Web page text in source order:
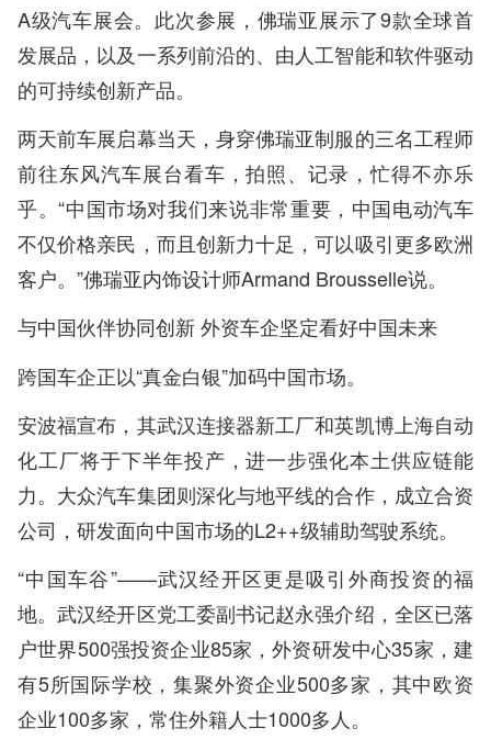
A级汽车展会。此次参展，佛瑞亚展示了9款全球首
发展品，以及一系列前沿的、由人工智能和软件驱动
的可持续创新产品。
两天前车展启幕当天，身穿佛瑞亚制服的三名工程师
前往东风汽车展台看车，拍照、记录，忙得不亦乐
乎。“中国市场对我们来说非常重要，中国电动汽车
不仅价格亲民，而且创新力十足，可以吸引更多欧洲
客户。”佛瑞亚内饰设计师Armand Brousselle说。
与中国伙伴协同创新 外资车企坚定看好中国未来
跨国车企正以“真金白银”加码中国市场。
安波福宣布，其武汉连接器新工厂和英凯博上海自动
化工厂将于下半年投产，进一步强化本土供应链能
力。大众汽车集团则深化与地平线的合作，成立合资
公司，研发面向中国市场的L2++级辅助驾驶系统。
“中国车谷”——武汉经开区更是吸引外商投资的福
地。武汉经开区党工委副书记赵永强介绍，全区已落
户世界500强投资企业85家，外资研发中心35家，建
有5所国际学校，集聚外资企业500多家，其中欧资
企业100多家，常住外籍人士1000多人。